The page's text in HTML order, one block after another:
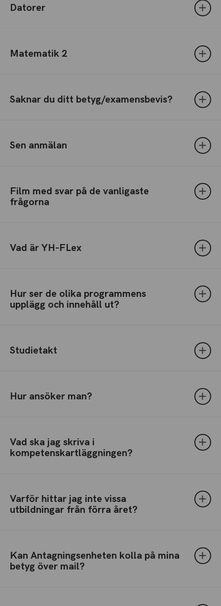
Datorer
Matematik 2
Saknar du ditt betyg/examensbevis?
Sen anmälan
Film med svar på de vanligaste
frågorna
Vad är YH-FLex
Hur ser de olika programmens
upplägg och innehåll ut?
Studietakt
Hur ansöker man?
Vad ska jag skriva i
kompetenskartläggningen?
Varför hittar jag inte vissa
utbildningar från förra året?
Kan Antagningsenheten kolla på mina
betyg över mail?